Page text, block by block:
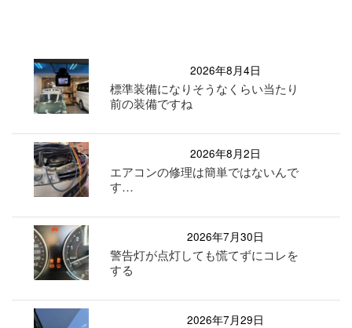
2026年8月4日
標準装備になりそうなくらい当たり
前の装備ですね
2026年8月2日
エアコンの修理は簡単ではないんで
す…
2026年7月30日
警告灯が点灯しても慌てずにコレを
する
2026年7月29日